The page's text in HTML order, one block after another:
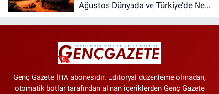
Ağustos Dünyada ve Türkiye’de Ne
Günü? 09 Ağustos Ne Burcu?
Genç Gazete İHA abonesidir. Editöryal düzenleme olmadan,
otomatik botlar tarafından alınan içeriklerden Genç Gazete